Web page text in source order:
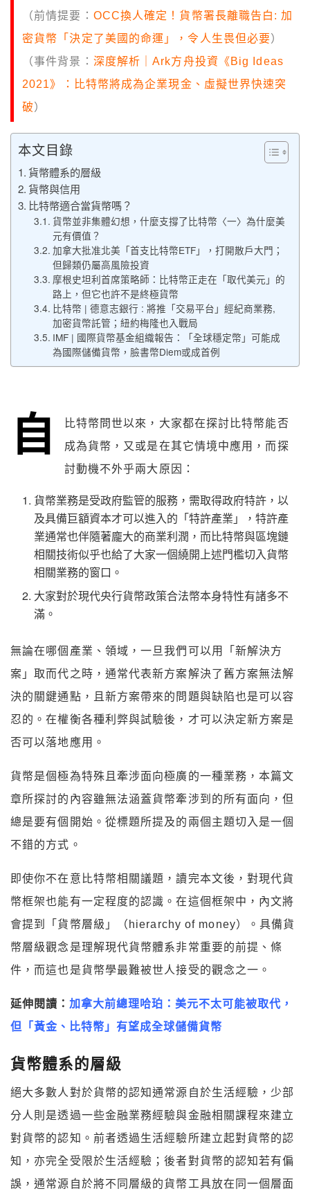
（前情提要： OCC換人確定！貨幣署長離職告白: 加
密貨幣「決定了美國的命運」，令人生畏但必要）
（事件背景： 深度解析｜Ark方舟投資《Big Ideas
2021》：比特幣將成為企業現金、虛擬世界快速突
破）
本文目錄
貨幣體系的層級
貨幣與信用
比特幣適合當貨幣嗎？
貨幣並非集體幻想，什麼支撐了比特幣〈一〉為什麼美
元有價值？
加拿大批准北美「首支比特幣ETF」，打開散戶大門；
但歸類仍屬高風險投資
摩根史坦利首席策略師：比特幣正走在「取代美元」的
路上，但它也許不是終極貨幣
比特幣 | 德意志銀行 : 將推「交易平台」經紀商業務,
加密貨幣託管；紐約梅隆也入戰局
IMF | 國際貨幣基金組織報告：「全球穩定幣」可能成
為國際儲備貨幣，臉書幣Diem或成首例
自
比特幣問世以來，大家都在探討比特幣能否
成為貨幣，又或是在其它情境中應用，而探
討動機不外乎兩大原因：
貨幣業務是受政府監管的服務，需取得政府特許，以
及具備巨額資本才可以進入的「特許產業」，特許產
業通常也伴隨著龐大的商業利潤，而比特幣與區塊鏈
相關技術似乎也給了大家一個繞開上述門檻切入貨幣
相關業務的窗口。
大家對於現代央行貨幣政策合法幣本身特性有諸多不
滿。
無論在哪個產業、領域，一旦我們可以用「新解決方
案」取而代之時，通常代表新方案解決了舊方案無法解
決的關鍵通點，且新方案帶來的問題與缺陷也是可以容
忍的。在權衡各種利弊與試驗後，才可以決定新方案是
否可以落地應用。
貨幣是個極為特殊且牽涉面向極廣的一種業務，本篇文
章所探討的內容雖無法涵蓋貨幣牽涉到的所有面向，但
總是要有個開始。從標題所提及的兩個主題切入是一個
不錯的方式。
即使你不在意比特幣相關議題，讀完本文後，對現代貨
幣框架也能有一定程度的認識。在這個框架中，內文將
會提到「貨幣層級」（ hierarchy of money）。具備貨
幣層級觀念是理解現代貨幣體系非常重要的前提、條
件，而這也是貨幣學最難被世人接受的觀念之一。
延伸閱讀： 加拿大前總理哈珀：美元不太可能被取代，
但「黃金、比特幣」有望成全球儲備貨幣
貨幣體系的層級
絕大多數人對於貨幣的認知通常源自於生活經驗，少部
分人則是透過一些金融業務經驗與金融相關課程來建立
對貨幣的認知。前者透過生活經驗所建立起對貨幣的認
知，亦完全受限於生活經驗；後者對貨幣的認知若有偏
誤，通常源自於將不同層級的貨幣工具放在同一個層面